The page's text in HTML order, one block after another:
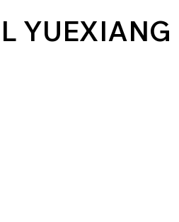
АВТОМОБИЛЯ
с выбором. Процесс делится на